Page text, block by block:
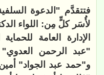
فتتقدَّم "الدعوة
لأُسَر كلٍّ مِن: اللواء
الإدارة العامة
"عبد الرحمن العدوي"
و"حمد عبد الجواد"